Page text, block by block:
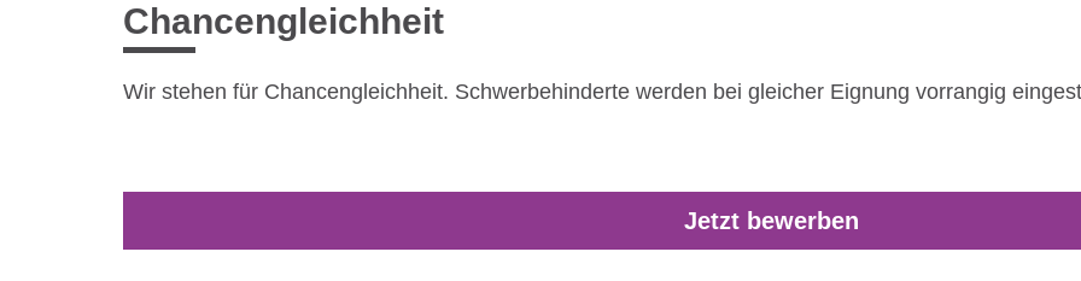
Chancengleichheit
Wir stehen für Chancengleichheit. Schwerbehinderte werden bei gleicher Eignung vorrangig
Jetzt bewerben